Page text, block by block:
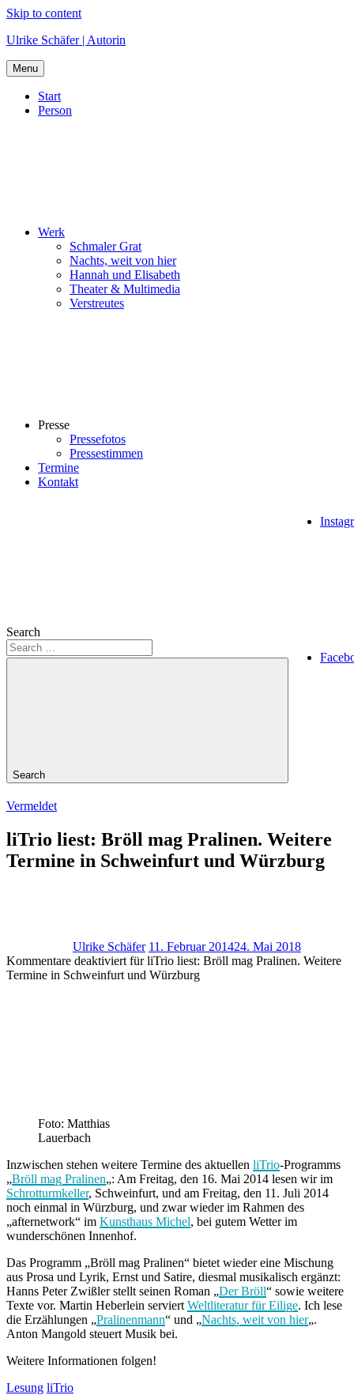
Skip to content
Ulrike Schäfer | Autorin
Menu
Start
Person
Werk
Schmaler Grat
Nachts, weit von hier
Hannah und Elisabeth
Theater & Multimedia
Verstreutes
Presse
Pressefotos
Pressestimmen
Termine
Kontakt
Search
Search
Vermeldet
liTrio liest: Bröll mag Pralinen. Weitere
Termine in Schweinfurt und Würzburg
Ulrike Schäfer 11. Februar 201424. Mai 2018
Kommentare deaktiviert für liTrio liest: Bröll mag Pralinen. Weitere
Termine in Schweinfurt und Würzburg
Foto: Matthias
Lauerbach
Inzwischen stehen weitere Termine des aktuellen liTrio-Programms
„Bröll mag Pralinen„: Am Freitag, den 16. Mai 2014 lesen wir im
Schrotturmkeller, Schweinfurt, und am Freitag, den 11. Juli 2014
noch einmal in Würzburg, und zwar wieder im Rahmen des
„afternetwork“ im Kunsthaus Michel, bei gutem Wetter im
wunderschönen Innenhof.
Das Programm „Bröll mag Pralinen“ bietet wieder eine Mischung
aus Prosa und Lyrik, Ernst und Satire, diesmal musikalisch ergänzt:
Hanns Peter Zwißler stellt seinen Roman „Der Bröll“ sowie weitere
Texte vor. Martin Heberlein serviert Weltliteratur für Eilige. Ich lese
die Erzählungen „Pralinenmann“ und „Nachts, weit von hier„.
Anton Mangold steuert Musik bei.
Weitere Informationen folgen!
Lesung liTrio